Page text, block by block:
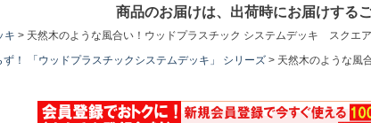
商品のお届けは、出荷時にお届けするご
キ
天然木のような風合い！ウッドプラスチック システムデッキ スクエ
ず！ 「ウッドプラスチックシステムデッキ」 シリーズ 天然木のような風